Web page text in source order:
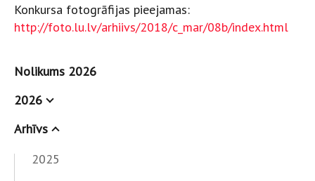
Konkursa fotogrāfijas pieejamas:
http://foto.lu.lv/arhiivs/2018/c_mar/08b/index.html
Nolikums 2026
2026
Arhīvs
2025